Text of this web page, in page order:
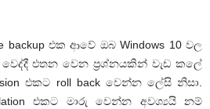
backup එක ආවේ ඔබ Windows 10 වල
එතන වෙන ප්‍රශ්නයකින් වැඩ කලේ
එකට roll back වෙන්න ලේසි නිසා.
එකට මාරු වෙන්න අවශ්‍යයි නම්